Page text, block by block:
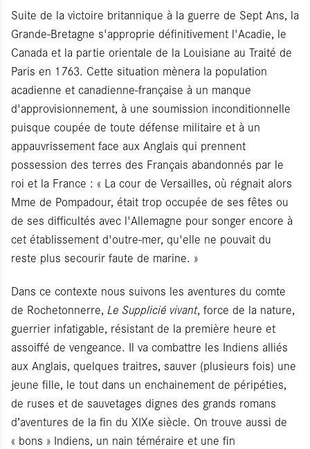
Suite de la victoire britannique à la guerre de Sept Ans, la
Grande-Bretagne s'approprie définitivement l'Acadie, le
Canada et la partie orientale de la Louisiane au Traité de
Paris en 1763. Cette situation mènera la population
acadienne et canadienne-française à un manque
d'approvisionnement, à une soumission inconditionnelle
puisque coupée de toute défense militaire et à un
appauvrissement face aux Anglais qui prennent
possession des terres des Français abandonnés par le
roi et la France : « La cour de Versailles, où régnait alors
Mme de Pompadour, était trop occupée de ses fêtes ou
de ses difficultés avec l'Allemagne pour songer encore à
cet établissement d'outre-mer, qu'elle ne pouvait du
reste plus secourir faute de marine. »
Dans ce contexte nous suivons les aventures du comte
de Rochetonnerre, Le Supplicié vivant, force de la nature,
guerrier infatigable, résistant de la première heure et
assoiffé de vengeance. Il va combattre les Indiens alliés
aux Anglais, quelques traitres, sauver (plusieurs fois) une
jeune fille, le tout dans un enchainement de péripéties,
de ruses et de sauvetages dignes des grands romans
d’aventures de la fin du XIXe siècle. On trouve aussi de
« bons » Indiens, un nain téméraire et une fin